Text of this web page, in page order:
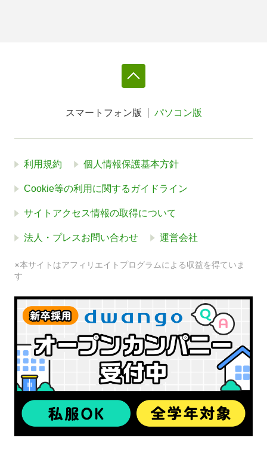
スマートフォン版 パソコン版
利用規約 個人情報保護基本方針
Cookie等の利用に関するガイドライン
サイトアクセス情報の取得について
法人・プレスお問い合わせ 運営会社
※本サイトはアフィリエイトプログラムによる収益を得ていま
す